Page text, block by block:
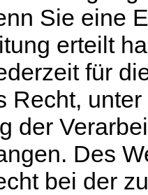
Sie eine
erteilt
für
Recht,
der
Des
bei der